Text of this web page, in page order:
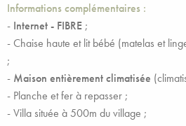
Informations complémentaires :
- Internet - FIBRE ;
- Chaise haute et lit bébé (matelas et
;
- Maison entièrement climatisée
- Planche et fer à repasser ;
- Villa située à 500m du village ;